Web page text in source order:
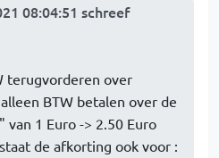
08:04:51 schreef
terugvorderen over
BTW betalen over de
1 Euro -> 2.50 Euro
de afkorting ook voor :